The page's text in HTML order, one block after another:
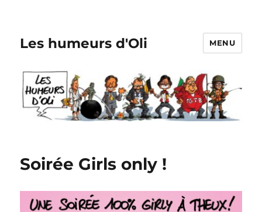
Les humeurs d'Oli MENU
Soirée Girls only !